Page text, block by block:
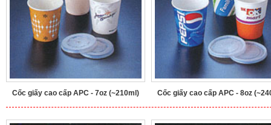
Cốc giấy cao cấp APC - 7oz (~210ml) Cốc giấy cao cấp APC - 8oz